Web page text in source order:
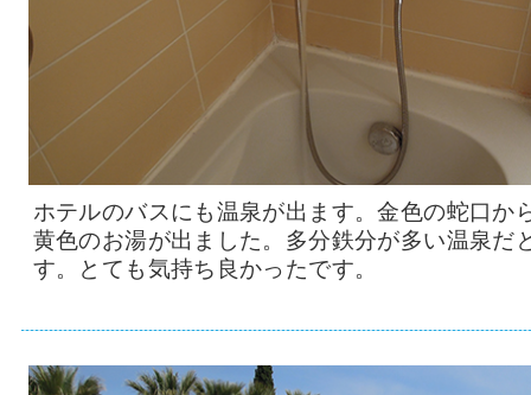
ホテルのバスにも温泉が出ます。金色の蛇口か
黄色のお湯が出ました。多分鉄分が多い温泉だ
す。とても気持ち良かったです。